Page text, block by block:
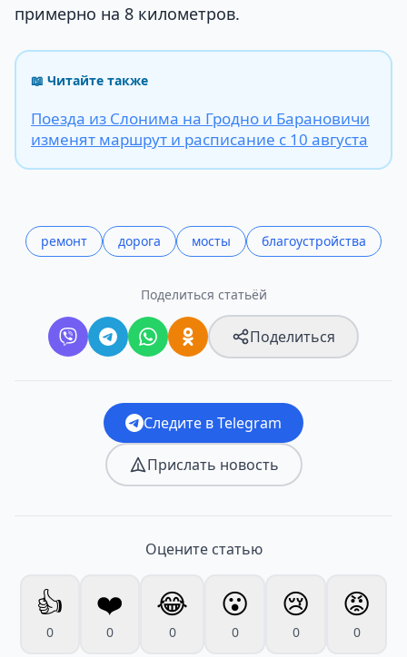
примерно на 8 километров.
📖 Читайте также
Поезда из Слонима на Гродно и Барановичи
изменят маршрут и расписание с 10 августа
ремонт дорога мосты благоустройства
Поделиться статьёй
Поделиться
Следите в Telegram
Прислать новость
Оцените статью
👍
0
❤️
0
😂
0
😮
0
😢
0
😡
0